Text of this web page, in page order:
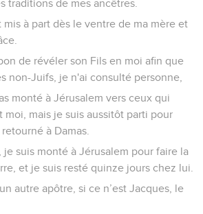
traditions de mes ancêtres.
mis à part dès le ventre de ma mère et
de révéler son Fils en moi afin que
non-Juifs, je n'ai consulté personne,
monté à Jérusalem vers ceux qui
moi, mais je suis aussitôt parti pour
à Damas.
je suis monté à Jérusalem pour faire la
et je suis resté quinze jours chez lui.
autre apôtre, si ce n’est Jacques, le